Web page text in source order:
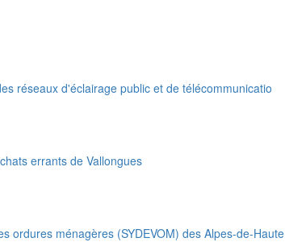
réseaux d'éclairage public et de télécommunicatio
errants de Vallongues
ordures ménagères (SYDEVOM) des Alpes-de-Haute